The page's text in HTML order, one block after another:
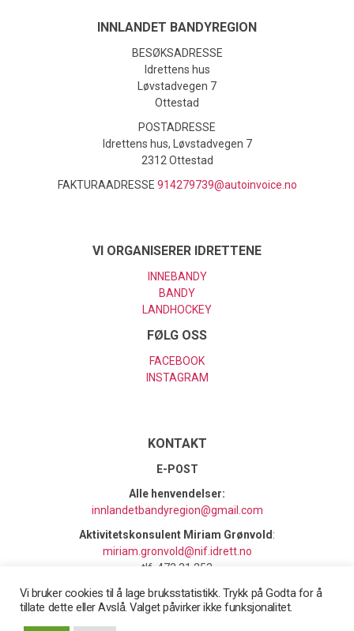
INNLANDET BANDYREGION
BESØKSADRESSE
Idrettens hus
Løvstadvegen 7
Ottestad
POSTADRESSE
Idrettens hus, Løvstadvegen 7
2312 Ottestad
FAKTURAADRESSE 914279739@autoinvoice.no
VI ORGANISERER IDRETTENE
INNEBANDY
BANDY
LANDHOCKEY
FØLG OSS
FACEBOOK
INSTAGRAM
KONTAKT
E-POST
Alle henvendelser:
innlandetbandyregion@gmail.com
Aktivitetskonsulent Miriam Grønvold:
miriam.gronvold@nif.idrett.no
tlf. 473 31 253
© 2026- Bandyforbundet
Vi bruker cookies til å lage bruksstatistikk. Trykk på Godta for å
tillate dette eller Avslå. Valget påvirker ikke funksjonalitet.